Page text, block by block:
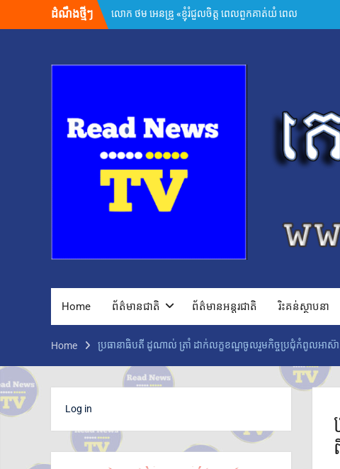
ដំណឹងថ្មីៗ
អ្នកនាំពាក្យក្រសួងព័ត៌មាន៖ គេហទំព័រមន្ទីរព័ត៌មាន
រាជធានី-ខេត្ត ត្រូវក្លាយជាច្រកផ្តល់ព័ត៌មានផ្លូវការដ៏
អភិវឌ្ឍន៍ បន្តចូលរួមលើកកម្ពស់អភិវឌ្ឍន៍ជាតិ
ឯកឧត្តម ស៊ុន ចាន់ថុល បញ្ជាក់ថា អត្រាពន្ធថ្មីចំនួន
១០% ដែលសហរដ្ឋអាមេរិកដាក់លើកម្ពុជា មិនមែនយក
ទៅបូកបន្ថែមលើអត្រា ១៩% នោះទេ
លោក ហ្សេលេនស្គី អះអាងថា រុស្ស៊ីគ្រោងនាំទាហានកូរ៉េ
ខាងជើង ៣០,០០០នាក់បន្ថែម មកចូលរួមក្នុងសង្គ្រាម
ក្នុងរយៈពេល១ឆ្នាំ សំណុំរឿងឆបោកតាម
ប្រព័ន្ធច្ចេកវិទ្យា២៦៨ករណីត្រូវបញ្ជូនទៅតុលាការ និង
សន្តិសុខ
ក្រសួងអប់រំ យុវជន និងកីឡា ប្រកាសព័ត៌មានពីការ
ប្រឡងសញ្ញាបត្រមធ្យមសិក្សាទុតិយភូមិ សម័យ
ប្រឡង សរុប១៥១,២៣៨នាក់ ស្រី៨៤,៧៣៥នាក់
ក្រុមអ្នកសង្កេតការណ៍អាស៊ាន ចុះពិនិត្យស្ថានភាពជាក់
លោកជំទាវបណ្ឌិត ពេជ ចន្ទមុន្នី ហ៊ុនម៉ាណែត អញ្ជើញ
ប្រគល់ផ្ទះថ្មី ៣ខ្នង ជូនក្រុមគ្រួសារវីរកងទ័ពពលីនៅ
Home ព័ត៌មានជាតិ ព័ត៌មានអន្តរជាតិ រិះគន់ស្ថាបនា
Home ប្រធានាធិបតី ដូណាល់ ត្រាំ ដាក់លក្ខខណ្ឌចូលរួមកិច្ចប្រជុំកំពូលអាស៊ា
Log in